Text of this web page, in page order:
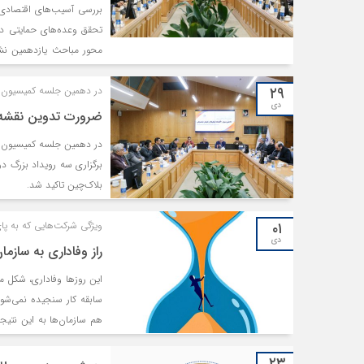
بررسی آسیب‌های
تحقق وعده‌های حمایتی
محور مباحث یازدهمین
صنایع، معادن و
۲۹
دی
در دهمین جلسه
ضرورت تدوین نقشه
در دهمین جلسه
برگزاری سه رویداد بزرگ
بلاک‌چین تاکید شد.
۰۱
دی
ویژگی‌ شرکت‌هایی که به
راز وفاداری به
این روزها وفاداری، شکل
سابقه کار سنجیده
هم سازمان‌ها به این
کنند.